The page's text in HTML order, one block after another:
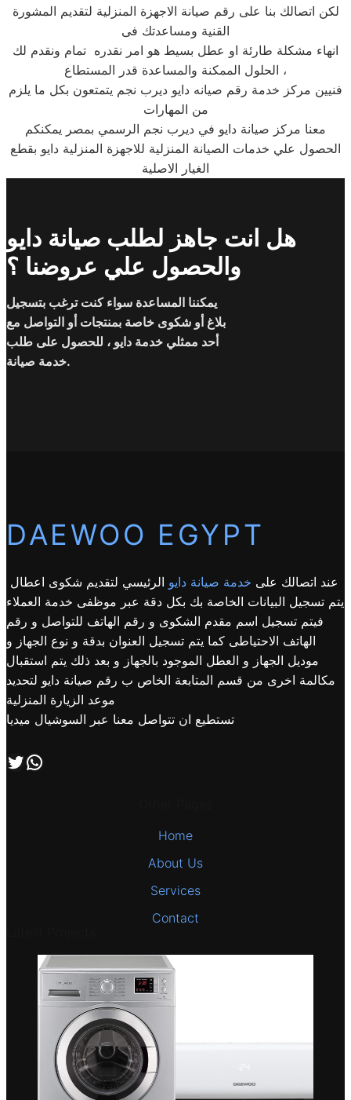
لكن اتصالك بنا على رقم صيانة الاجهزة المنزلية لتقديم المشورة
القنية ومساعدتك فى
انهاء مشكلة طارئة او عطل بسيط هو امر نقدره تمام ونقدم لك
الحلول الممكنة والمساعدة قدر المستطاع ،
فنيين مركز خدمة رقم صيانه دايو ديرب نجم يتمتعون بكل ما يلزم
من المهارات
معنا مركز صيانة دايو في ديرب نجم الرسمي بمصر يمكنكم
الحصول علي خدمات الصيانة المنزلية للاجهزة المنزلية دايو بقطع
الغيار الاصلية
هل انت جاهز لطلب صيانة دايو
والحصول علي عروضنا ؟
يمكننا المساعدة سواء كنت ترغب بتسجيل
بلاغ أو شكوى خاصة بمنتجات أو التواصل مع
أحد ممثلي خدمة دايو ، للحصول على طلب
خدمة صيانة.
DAEWOO EGYPT
عند اتصالك على خدمة صيانة دايو الرئيسي لتقديم شكوى اعطال
يتم تسجيل البيانات الخاصة بك بكل دقة عبر موظفى خدمة العملاء
فيتم تسجيل اسم مقدم الشكوى و رقم الهاتف للتواصل و رقم
الهاتف الاحتياطى كما يتم تسجيل العنوان بدقة و نوع الجهاز و
موديل الجهاز و العطل الموجود بالجهاز و بعد ذلك يتم استقبال
مكالمة اخرى من قسم المتابعة الخاص ب رقم صيانة دايو لتحديد
موعد الزيارة المنزلية
تستطيع ان تتواصل معنا عبر السوشيال ميديا
تابعنا علي صفحة التويتر اتصل بنا علي طريق الوتساب
Home
About Us
Services
Contact